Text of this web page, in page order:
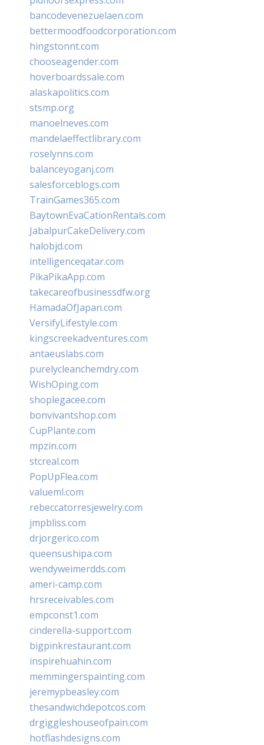
bancodevenezuelaen.com
bettermoodfoodcorporation.com
hingstonnt.com
chooseagender.com
hoverboardssale.com
alaskapolitics.com
stsmp.org
manoelneves.com
mandelaeffectlibrary.com
roselynns.com
balanceyoganj.com
salesforceblogs.com
TrainGames365.com
BaytownEvaCationRentals.com
JabalpurCakeDelivery.com
halobjd.com
intelligenceqatar.com
PikaPikaApp.com
takecareofbusinessdfw.org
HamadaOfJapan.com
VersifyLifestyle.com
kingscreekadventures.com
antaeuslabs.com
purelycleanchemdry.com
WishOping.com
shoplegacee.com
bonvivantshop.com
CupPlante.com
mpzin.com
stcreal.com
PopUpFlea.com
valueml.com
rebeccatorresjewelry.com
jmpbliss.com
drjorgerico.com
queensushipa.com
wendyweimerdds.com
ameri-camp.com
hrsreceivables.com
empconst1.com
cinderella-support.com
bigpinkrestaurant.com
inspirehuahin.com
memmingerspainting.com
jeremypbeasley.com
thesandwichdepotcos.com
drgiggleshouseofpain.com
hotflashdesigns.com